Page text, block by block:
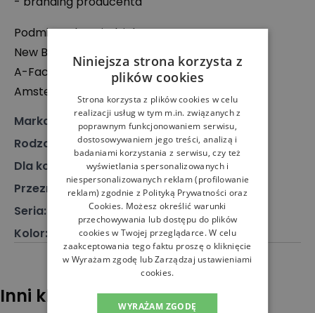
Podmiot odpowiedzialny:
New Balance Europe BV
A-Factorij, Pilotenstraat 35 – 45, 1059 CH
Amsterdam, Holandia
Marka
New Balance
Rodzaj
Obuwie, Sneakersy
Dla kogo
Dla niego
Przeznaczenie: Buty klasyczne
Seria:
Kolor: Fioletowy
Inni klienci sprawdzali również
Niniejsza strona korzysta z
plików cookies
Strona korzysta z plików cookies w celu
realizacji usług w tym m.in. związanych z
poprawnym funkcjonowaniem serwisu,
dostosowywaniem jego treści, analizą i
badaniami korzystania z serwisu, czy też
wyświetlania spersonalizowanych i
niespersonalizowanych reklam (profilowanie
reklam) zgodnie z Polityką Prywatności oraz
Cookies. Możesz określić warunki
przechowywania lub dostępu do plików
cookies w Twojej przeglądarce. W celu
zaakceptowania tego faktu proszę o kliknięcie
w Wyrażam zgodę lub Zarządzaj ustawieniami
cookies.
WYRAŻAM ZGODĘ